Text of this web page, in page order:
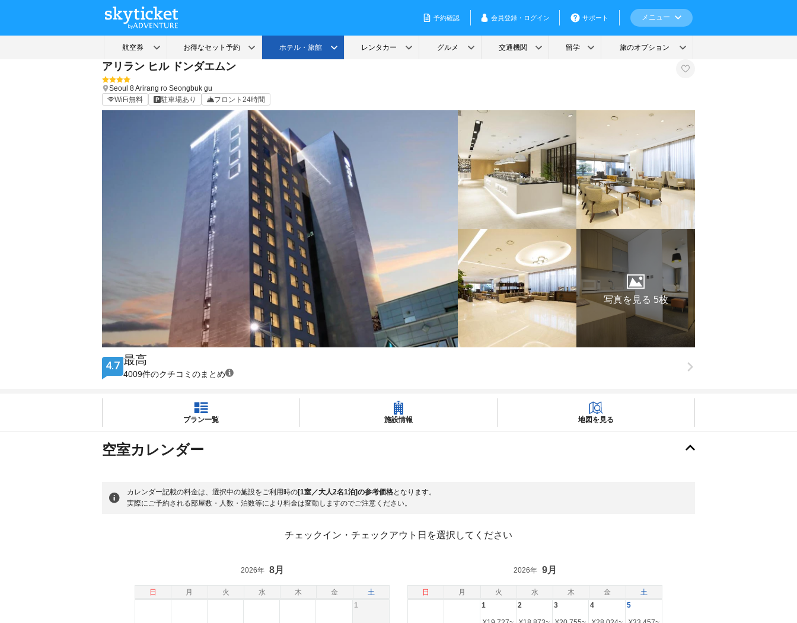
アリラン ヒル ドンダエムン
Seoul 8 Arirang ro Seongbuk gu
WiFi無料
駐車場あり フロント24時間
写真を見る 5枚
4.7 最高
4009件のクチコミのまとめ
プラン一覧 施設情報 地図を見る
空室カレンダー
カレンダー記載の料金は、選択中の施設をご利用時の[1室／大人2名1泊]の参考価格となります。
実際にご予約される部屋数・人数・泊数等により料金は変動しますのでご注意ください。
チェックイン・チェックアウト日を選択してください
日 月 火 水 木 金 土 日 月 火 水 木 金 土
2026年 8月
1
2026年 9月
1 2 3 4 5